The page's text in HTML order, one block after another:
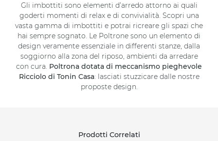
Gli imbottiti sono elementi d’arredo attorno ai quali
goderti momenti di relax e di convivialità. Scopri una
vasta gamma di imbottiti e potrai ricreare gli spazi che
hai sempre sognato. Le Poltrone sono un elemento di
design veramente essenziale in differenti stanze, dalla
soggiorno alla zona del riposo, ambienti da arredare
con cura. Poltrona dotata di meccanismo pieghevole
Ricciolo di Tonin Casa: lasciati stuzzicare dalle nostre
proposte design.
Prodotti Correlati